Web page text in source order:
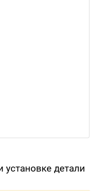
установке детали